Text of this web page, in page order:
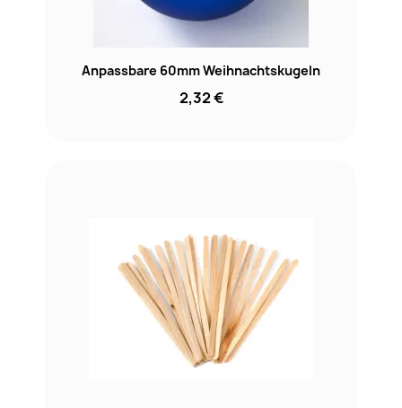
Anpassbare 60mm Weihnachtskugeln
2,32 €